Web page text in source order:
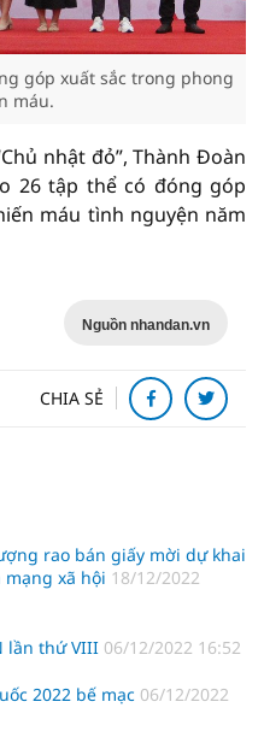
góp xuất sắc trong phong
máu.
nhật đỏ”, Thành Đoàn
26 tập thể có đóng góp
máu tình nguyện năm
Nguồn nhandan.vn
CHIA SẺ
rao bán giấy mời dự khai
mạng xã hội 18/12/2022
lần thứ VIII 06/12/2022 16:52
2022 bế mạc 06/12/2022